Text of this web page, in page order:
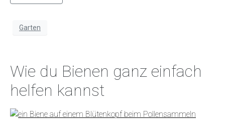
Garten
Wie du Bienen ganz einfach
helfen kannst